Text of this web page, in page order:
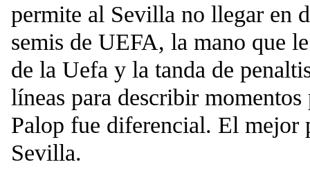
permite al Sevilla no llegar en
semis de UEFA, la mano que
de la Uefa y la tanda de
líneas para describir
Palop fue diferencial. El mejor
Sevilla.